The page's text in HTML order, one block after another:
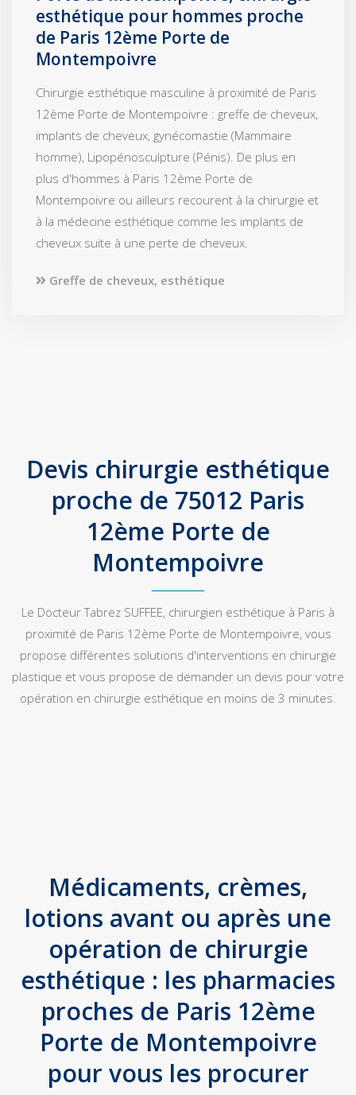
esthétique pour hommes proche
de Paris 12ème Porte de
Montempoivre
Chirurgie esthétique masculine à proximité de Paris
12ème Porte de Montempoivre : greffe de cheveux,
implants de cheveux, gynécomastie (Mammaire
homme), Lipopénosculpture (Pénis). De plus en
plus d'hommes à Paris 12ème Porte de
Montempoivre ou ailleurs recourent à la chirurgie et
à la médecine esthétique comme les implants de
cheveux suite à une perte de cheveux.
Greffe de cheveux, esthétique
Devis chirurgie esthétique
proche de 75012 Paris
12ème Porte de
Montempoivre
Le Docteur Tabrez SUFFEE, chirurgien esthétique à Paris à
proximité de Paris 12ème Porte de Montempoivre, vous
propose différentes solutions d'interventions en chirurgie
plastique et vous propose de demander un devis pour votre
opération en chirurgie esthétique en moins de 3 minutes.
Médicaments, crèmes,
lotions avant ou après une
opération de chirurgie
esthétique : les pharmacies
proches de Paris 12ème
Porte de Montempoivre
pour vous les procurer